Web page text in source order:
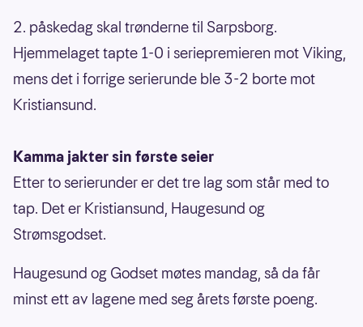
2. påskedag skal trønderne til Sarpsborg.
Hjemmelaget tapte 1-0 i seriepremieren mot Viking,
mens det i forrige serierunde ble 3-2 borte mot
Kristiansund.
Kamma jakter sin første seier
Etter to serierunder er det tre lag som står med to
tap. Det er Kristiansund, Haugesund og
Strømsgodset.
Haugesund og Godset møtes mandag, så da får
minst ett av lagene med seg årets første poeng.